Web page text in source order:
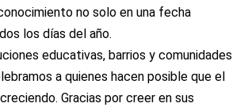
no solo en una fecha
los días del año.
educativas, barrios y comunidades
a quienes hacen posible que el
Gracias por creer en sus